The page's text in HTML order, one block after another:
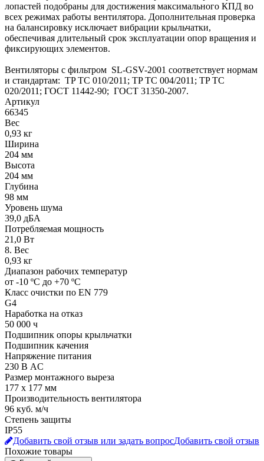
лопастей подобраны для достижения максимального КПД во
всех режимах работы вентилятора. Дополнительная проверка
на балансировку исключает вибрации крыльчатки,
обеспечивая длительный срок эксплуатации опор вращения и
фиксирующих элементов.
Вентиляторы с фильтром SL-GSV-2001 соответствует нормам
и стандартам: TP TC 010/2011; TP TC 004/2011; TP TC
020/2011; ГОСТ 11442-90; ГОСТ 31350-2007.
Артикул
66345
Вес
0,93 кг
Ширина
204 мм
Высота
204 мм
Глубина
98 мм
Уровень шума
39,0 дБА
Потребляемая мощность
21,0 Вт
8. Вес
0,93 кг
Диапазон рабочих температур
от -10 ºC до +70 ºC
Класс очистки по EN 779
G4
Наработка на отказ
50 000 ч
Подшипник опоры крыльчатки
Подшипник качения
Напряжение питания
230 В АC
Размер монтажного выреза
177 x 177 мм
Производительность вентилятора
96 куб. м/ч
Степень защиты
IP55
Добавить свой отзыв или задать вопросДобавить свой отзыв
Похожие товары